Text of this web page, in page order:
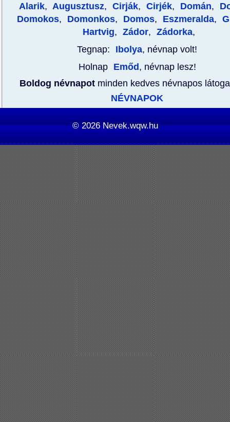
Alarik, Augusztusz, Cirják, Cirjék, Domán,
Domokos, Domonkos, Domos, Eszmeralda,
Hartvig, Zádor, Zádorka,
Tegnap:
Ibolya, névnap volt!
Holnap Emőd, névnap lesz!
Boldog névnapotminden kedves névnapos
NÉVNAPOK
© 2026Nevek.wqw.hu